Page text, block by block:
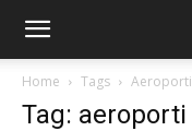
Home Tags Aeroporti
Tag: aeroporti